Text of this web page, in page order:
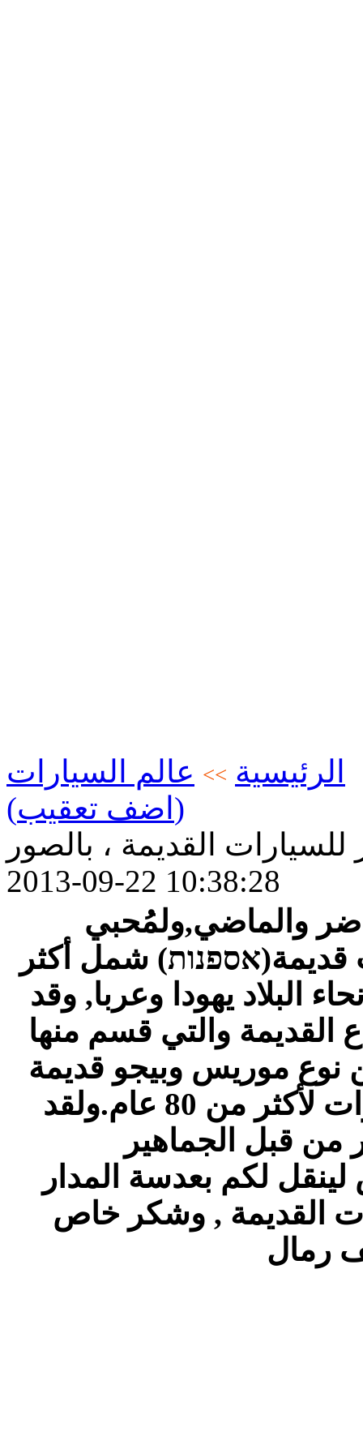
الرئيسية >> عالم السيارات
(اضف تعقيب)
القديمة ، بالصور
2013-09-22 10:38:28
والماضي,ولمُحبي
شمل أكثر
البلاد يهودا وعربا, وقد
والتي قسم منها
نوع موريس وبيجو قديمة
جدا,ويعود عُمر قسم من السيارات لأكثر من 80 عام.ولقد
لكم بعدسة المدار
القديمة , وشكر خاص